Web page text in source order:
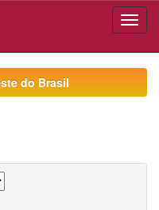
do Brasil